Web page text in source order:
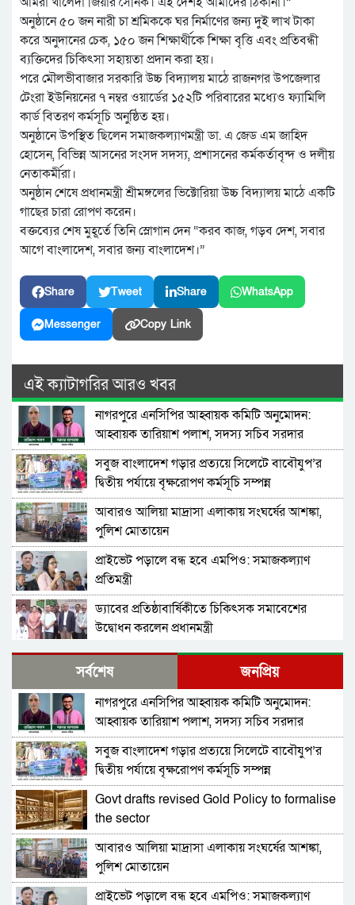
অনুষ্ঠানে ৫০ জন নারী চা শ্রমিককে ঘর নির্মাণের জন্য দুই লাখ টাকা
করে অনুদানের চেক, ১৫০ জন শিক্ষার্থীকে শিক্ষা বৃত্তি এবং প্রতিবন্ধী
ব্যক্তিদের চিকিৎসা সহায়তা প্রদান করা হয়।
পরে মৌলভীবাজার সরকারি উচ্চ বিদ্যালয় মাঠে রাজনগর উপজেলার
টেংরা ইউনিয়নের ৭ নম্বর ওয়ার্ডের ১৫২টি পরিবারের মধ্যেও ফ্যামিলি
কার্ড বিতরণ কর্মসূচি অনুষ্ঠিত হয়।
অনুষ্ঠানে উপস্থিত ছিলেন সমাজকল্যাণমন্ত্রী ডা. এ জেড এম জাহিদ
হোসেন, বিভিন্ন আসনের সংসদ সদস্য, প্রশাসনের কর্মকর্তাবৃন্দ ও দলীয়
নেতাকর্মীরা।
অনুষ্ঠান শেষে প্রধানমন্ত্রী শ্রীমঙ্গলের ভিক্টোরিয়া উচ্চ বিদ্যালয় মাঠে একটি
গাছের চারা রোপণ করেন।
বক্তব্যের শেষ মুহূর্তে তিনি স্লোগান দেন “করব কাজ, গড়ব দেশ, সবার
আগে বাংলাদেশ, সবার জন্য বাংলাদেশ।”
Share Tweet Share WhatsApp
Messenger Copy Link
এই ক্যাটাগরির আরও খবর
নাগরপুরে এনসিপির আহ্বায়ক কমিটি অনুমোদন:
আহ্বায়ক তারিয়াশ পলাশ, সদস্য সচিব সরদার
আশরাফ
সবুজ বাংলাদেশ গড়ার প্রত্যয়ে সিলেটে বাবৌযুপ’র
দ্বিতীয় পর্যায়ে বৃক্ষরোপণ কর্মসূচি সম্পন্ন
আবারও আলিয়া মাদ্রাসা এলাকায় সংঘর্ষের আশঙ্কা,
পুলিশ মোতায়েন
প্রাইভেট পড়ালে বন্ধ হবে এমপিও: সমাজকল্যাণ
প্রতিমন্ত্রী
ড্যাবের প্রতিষ্ঠাবার্ষিকীতে চিকিৎসক সমাবেশের
উদ্বোধন করলেন প্রধানমন্ত্রী
সিলেট মিউজিক অ্যাসোসিয়েশন ২১ সদস্যবিশিষ্ট
প্রতিষ্ঠাকালীন কমিটি ঘোষণা
বাঘা পৌরসভায় রাস্তা ও ড্রেনের কাজের ভিত্তিপ্রস্তর
স্থাপন করলেন-এমপি চাঁদ
নিরাপত্তার নিশ্চয়তা পেলে ‘দেশে ফিরতে প্রস্তুত’ সাকিব,
বিচারের মুখোমুখি হতেও ভয় নেই
দেশের ২৩তম রাষ্ট্রপতি কে হচ্ছেন? আলোচনায় আছেন
কারা?
চট্টগ্রামে সাবেক শিক্ষামন্ত্রী নওফেলের বাসভবনে আগুন
জাতীয় সংসদের বিশেষ অধিবেশন ডাকা হচ্ছে
সর্বশেষ জনপ্রিয়
নাগরপুরে এনসিপির আহ্বায়ক কমিটি অনুমোদন:
আহ্বায়ক তারিয়াশ পলাশ, সদস্য সচিব সরদার
আশরাফ
সবুজ বাংলাদেশ গড়ার প্রত্যয়ে সিলেটে বাবৌযুপ’র
দ্বিতীয় পর্যায়ে বৃক্ষরোপণ কর্মসূচি সম্পন্ন
Govt drafts revised Gold Policy to formalise
the sector
আবারও আলিয়া মাদ্রাসা এলাকায় সংঘর্ষের আশঙ্কা,
পুলিশ মোতায়েন
প্রাইভেট পড়ালে বন্ধ হবে এমপিও: সমাজকল্যাণ